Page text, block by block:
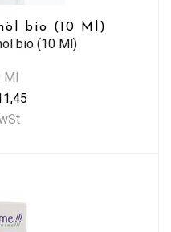
bio (10 Ml)
bio (10 Ml)
Ml